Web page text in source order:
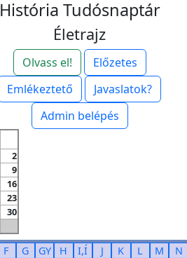
História Tudósnaptár
Életrajz
Olvass el!
Előzetes
Emlékeztető
Javaslatok?
Admin belépés
2
9
16
23
30
F G GY H I,Í J K L M
N